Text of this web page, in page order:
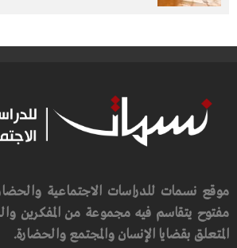
موقع نسمات للدراسات الاجتماعية
مفتوح يتقاسم فيه مجموعة من المفكرين
المتعلق بقضايا الإنسان والمجتمع والحضارة.